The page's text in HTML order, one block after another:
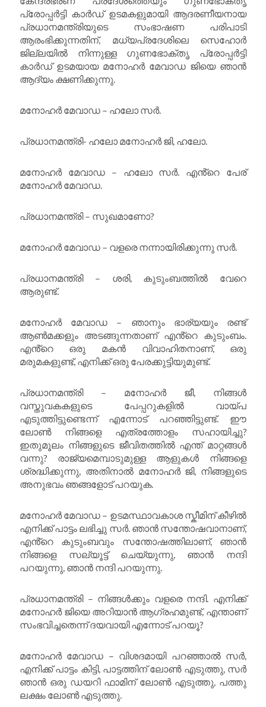
പ്രോപ്പർട്ടി കാർഡ് ഉടമകളുമായി ആദരണീയനായ
പ്രധാനമന്ത്രിയുടെ സംഭാഷണ പരിപാടി
ആരംഭിക്കുന്നതിന്, മധ്യപ്രദേശിലെ സെഹോർ
ജില്ലയിൽ നിന്നുള്ള ഗുണഭോക്തൃ പ്രോപ്പർട്ടി
കാർഡ് ഉടമയായ മനോഹർ മേവാഡ ജിയെ ഞാൻ
ആദ്യം ക്ഷണിക്കുന്നു.
മനോഹർ മേവാഡ – ഹലോ സർ.
പ്രധാനമന്ത്രി- ഹലോ മനോഹർ ജി, ഹലോ.
മനോഹർ മേവാഡ – ഹലോ സർ. എൻ്റെ പേര്
മനോഹർ മേവാഡ.
പ്രധാനമന്ത്രി – സുഖമാണോ?
മനോഹർ മേവാഡ – വളരെ നന്നായിരിക്കുന്നു സർ.
പ്രധാനമന്ത്രി – ശരി, കുടുംബത്തിൽ വേറെ
ആരുണ്ട്.
മനോഹർ മേവാഡ – ഞാനും ഭാര്യയും രണ്ട്
ആൺമക്കളും അടങ്ങുന്നതാണ് എൻ്റെ കുടുംബം.
എൻ്റെ ഒരു മകൻ വിവാഹിതനാണ്, ഒരു
മരുമകളുണ്ട്, എനിക്ക് ഒരു പേരക്കുട്ടിയുമുണ്ട്.
പ്രധാനമന്ത്രി – മനോഹർ ജീ, നിങ്ങൾ
വസ്തുവകകളുടെ പേപ്പറുകളിൽ വായ്പ
എടുത്തിട്ടുണ്ടെന്ന് എന്നോട് പറഞ്ഞിട്ടുണ്ട്. ഈ
ലോൺ നിങ്ങളെ എത്രത്തോളം സഹായിച്ചു?
ഇതുമൂലം നിങ്ങളുടെ ജീവിതത്തിൽ എന്ത് മാറ്റങ്ങൾ
വന്നു? രാജ്യമെമ്പാടുമുള്ള ആളുകൾ നിങ്ങളെ
ശ്രദ്ധിക്കുന്നു, അതിനാൽ മനോഹർ ജി, നിങ്ങളുടെ
അനുഭവം ഞങ്ങളോട് പറയുക.
മനോഹർ മേവാഡ – ഉടമസ്ഥാവകാശ സ്കീമിന് കീഴിൽ
എനിക്ക് പാട്ടം ലഭിച്ചു സർ. ഞാൻ സന്തോഷവാനാണ്,
എൻ്റെ കുടുംബവും സന്തോഷത്തിലാണ്, ഞാൻ
നിങ്ങളെ സല്യൂട്ട് ചെയ്യുന്നു, ഞാൻ നന്ദി
പറയുന്നു, ഞാൻ നന്ദി പറയുന്നു.
പ്രധാനമന്ത്രി – നിങ്ങൾക്കും വളരെ നന്ദി. എനിക്ക്
മനോഹർ ജിയെ അറിയാൻ ആഗ്രഹമുണ്ട്, എന്താണ്
സംഭവിച്ചതെന്ന് ദയവായി എന്നോട് പറയൂ?
മനോഹർ മേവാഡ – വിശദമായി പറഞ്ഞാൽ സർ,
എനിക്ക് പാട്ടം കിട്ടി, പാട്ടത്തിന് ലോൺ എടുത്തു, സർ
ഞാൻ ഒരു ഡയറി ഫാമിന് ലോൺ എടുത്തു, പത്തു
ലക്ഷം ലോൺ എടുത്തു.